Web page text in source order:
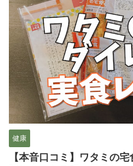
健康
【本音口コミ】ワタミの